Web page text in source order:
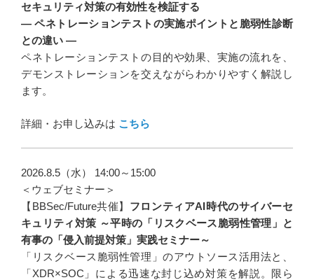
セキュリティ対策の有効性を検証する
― ペネトレーションテストの実施ポイントと脆弱性診断
との違い ―
ペネトレーションテストの目的や効果、実施の流れを、
デモンストレーションを交えながらわかりやすく解説し
ます。
詳細・お申し込みは こちら
2026.8.5（水） 14:00～15:00
＜ウェブセミナー＞
【BBSec/Future共催】 フロンティアAI時代のサイバーセ
キュリティ対策 ～平時の「リスクベース脆弱性管理」と
有事の「侵入前提対策」実践セミナー～
「リスクベース脆弱性管理」のアウトソース活用法と、
「XDR×SOC」による迅速な封じ込め対策を解説。限ら